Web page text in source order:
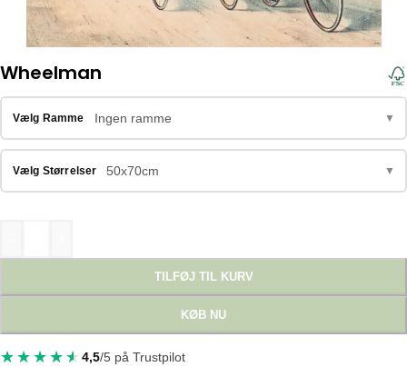
Wheelman
Vælg Ramme Ingen ramme ▼
Vælg Størrelser 50x70cm ▼
TILFØJ TIL KURV
KØB NU
4,5/5 på Trustpilot